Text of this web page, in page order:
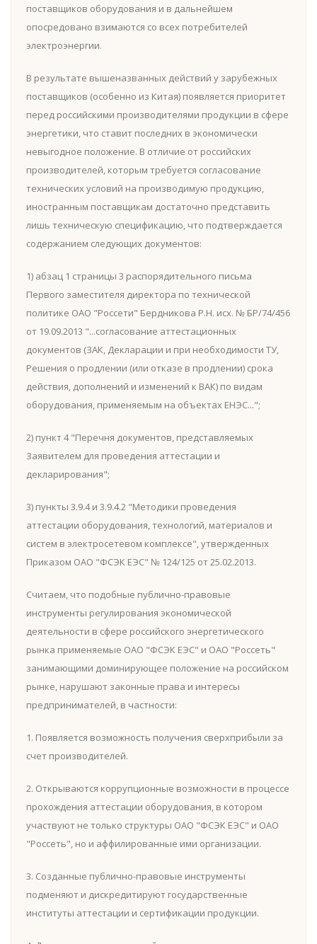
поставщиков оборудования и в дальнейшем
опосредовано взимаются со всех потребителей
электроэнергии.
В результате вышеназванных действий у зарубежных
поставщиков (особенно из Китая) появляется приоритет
перед российскими производителями продукции в сфере
энергетики, что ставит последних в экономически
невыгодное положение. В отличие от российских
производителей, которым требуется согласование
технических условий на производимую продукцию,
иностранным поставщикам достаточно представить
лишь техническую спецификацию, что подтверждается
содержанием следующих документов:
1) абзац 1 страницы 3 распорядительного письма
Первого заместителя директора по технической
политике ОАО "Россети" Бердникова Р.Н. исх. № БР/74/456
от 19.09.2013 "...согласование аттестационных
документов (ЗАК, Декларации и при необходимости ТУ,
Решения о продлении (или отказе в продлении) срока
действия, дополнений и изменений к ВАК) по видам
оборудования, применяемым на объектах ЕНЭС...";
2) пункт 4 "Перечня документов, представляемых
Заявителем для проведения аттестации и
декларирования";
3) пункты 3.9.4 и 3.9.4.2 "Методики проведения
аттестации оборудования, технологий, материалов и
систем в электросетевом комплексе", утвержденных
Приказом ОАО "ФСЭК ЕЭС" № 124/125 от 25.02.2013.
Считаем, что подобные публично-правовые
инструменты регулирования экономической
деятельности в сфере российского энергетического
рынка применяемые ОАО "ФСЭК ЕЭС" и ОАО "Россеть"
занимающими доминирующее положение на российском
рынке, нарушают законные права и интересы
предпринимателей, в частности:
1. Появляется возможность получения сверхприбыли за
счет производителей.
2. Открываются коррупционные возможности в процессе
прохождения аттестации оборудования, в котором
участвуют не только структуры ОАО "ФСЭК ЕЭС" и ОАО
"Россеть", но и аффилированные ими организации.
3. Созданные публично-правовые инструменты
подменяют и дискредитируют государственные
институты аттестации и сертификации продукции.